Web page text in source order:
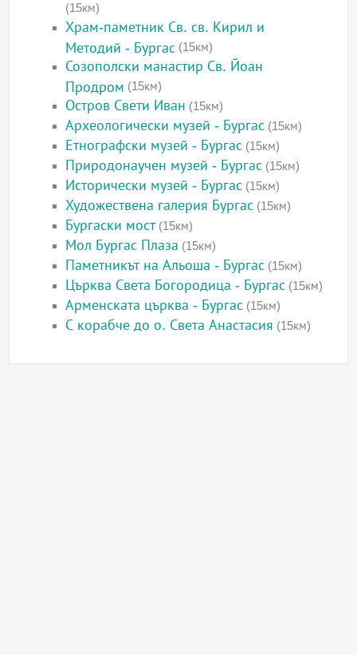
(15км)
Храм-паметник Св. св. Кирил и
Методий - Бургас (15км)
Созополски манастир Св. Йоан
Продром (15км)
Остров Свети Иван (15км)
Археологически музей - Бургас (15км)
Етнографски музей - Бургас (15км)
Природонаучен музей - Бургас (15км)
Исторически музей - Бургас (15км)
Художествена галерия Бургас (15км)
Бургаски мост(15км)
Мол Бургас Плаза (15км)
Паметникът на Альоша - Бургас (15км)
Църква Света Богородица - Бургас (15км)
Арменската църква - Бургас (15км)
С корабче до о. Света Анастасия (15км)